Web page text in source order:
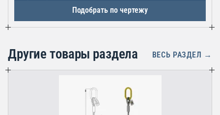
Подобрать по чертежу
Другие товары раздела ВЕСЬ РАЗДЕЛ →